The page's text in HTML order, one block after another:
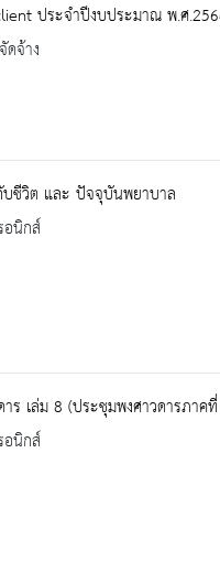
ประจำปีงบประมาณ พ.ศ
จ้าง
บชีวิต และ ปัจจุบันพยาบาล
อนิกส์
ร เล่ม 8 (ประชุมพงศาวดารภาค
อนิกส์